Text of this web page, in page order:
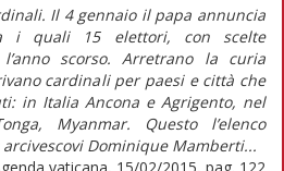
Il 4 gennaio il papa annuncia
i quali 15 elettori, con scelte
scorso. Arretrano la curia
cardinali per paesi e città che
in Italia Ancona e Agrigento, nel
Myanmar. Questo l’elenco
arcivescovi Dominique Mamberti...